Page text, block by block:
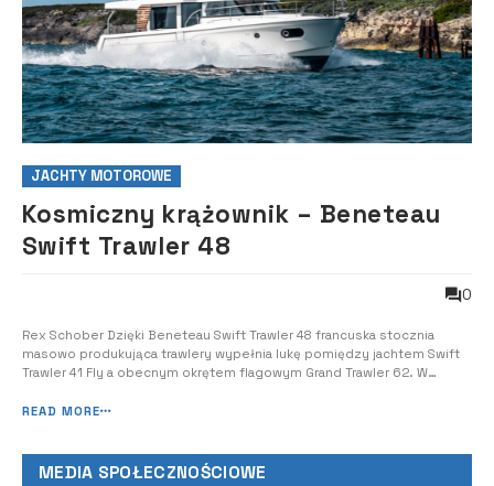
JACHTY MOTOROWE
Kosmiczny krążownik – Beneteau
Swift Trawler 48
0
Rex Schober Dzięki Beneteau Swift Trawler 48 francuska stocznia
masowo produkująca trawlery wypełnia lukę pomiędzy jachtem Swift
Trawler 41 Fly a obecnym okrętem flagowym Grand Trawler 62. W
stopowego modelu Swift Trawler 48, którego dostosowanie do
READ MORE
MEDIA SPOŁECZNOŚCIOWE